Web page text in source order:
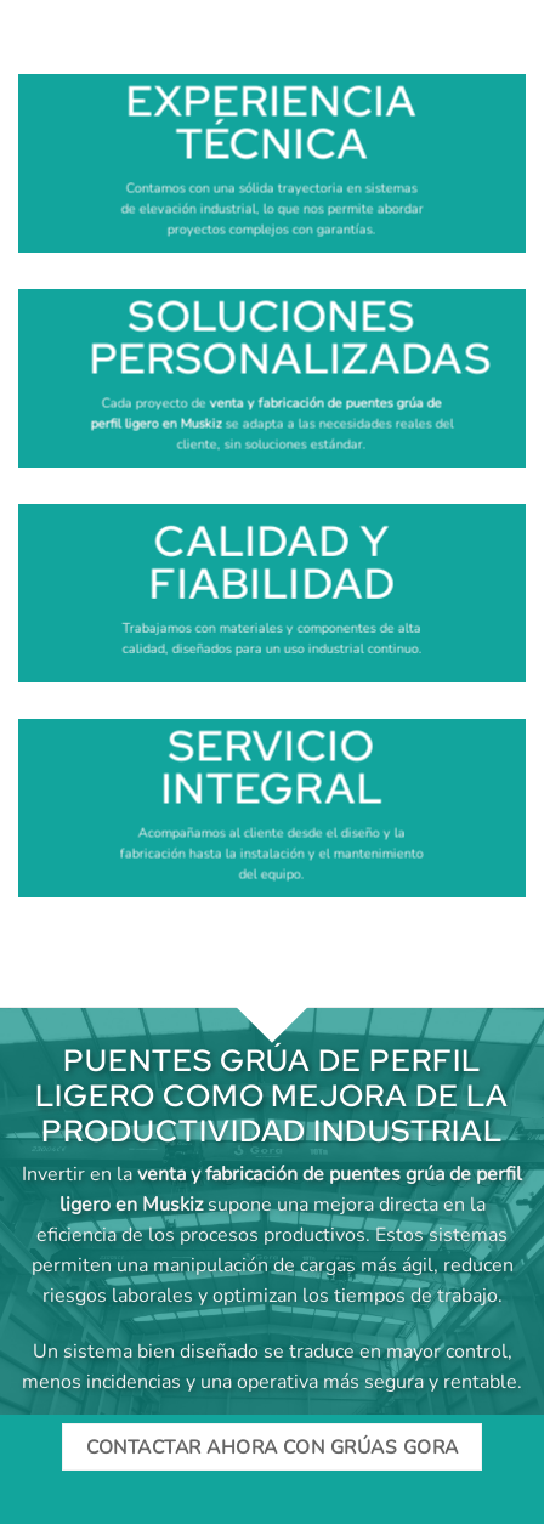
EXPERIENCIA
TÉCNICA
Contamos con una sólida trayectoria en sistemas
de elevación industrial, lo que nos permite abordar
proyectos complejos con garantías.
SOLUCIONES
PERSONALIZADAS
Cada proyecto deventa y fabricación de puentes grúa de
perfil ligero en Muskizse adapta a las necesidades reales del
cliente, sin soluciones estándar.
CALIDAD Y
FIABILIDAD
Trabajamos con materiales y componentes de alta
calidad, diseñados para un uso industrial continuo.
SERVICIO
INTEGRAL
Acompañamos al cliente desde el diseño y la
fabricación hasta la instalación y el mantenimiento
del equipo.
PUENTES GRÚA DE PERFIL
LIGERO COMO MEJORA DE LA
PRODUCTIVIDAD INDUSTRIAL
Invertir en laventa y fabricación de puentes grúa de perfil
ligero en Muskizsupone una mejora directa en la
eficiencia de los procesos productivos. Estos sistemas
permiten una manipulación de cargas más ágil, reducen
riesgos laborales y optimizan los tiempos de trabajo.
Un sistema bien diseñado se traduce en mayor control,
menos incidencias y una operativa más segura y rentable.
CONTACTAR AHORA CON GRÚAS GORA